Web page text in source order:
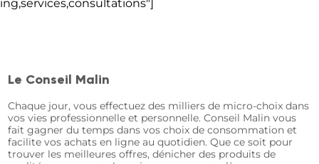
Le Conseil Malin
Chaque jour, vous effectuez des milliers de micro-choix dans
vos vies professionnelle et personnelle. Conseil Malin vous
fait gagner du temps dans vos choix de consommation et
facilite vos achats en ligne au quotidien. Que ce soit pour
trouver les meilleures offres, dénicher des produits de